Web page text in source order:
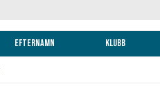
Efternamn Klubb